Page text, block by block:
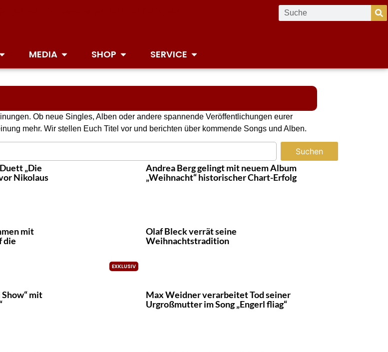
MEDIA SHOP SERVICE
Ob neue Singles, Alben oder andere spannende Veröffentlichungen eurer
mehr. Wir stellen Euch Titel vor und berichten über kommende Songs und Alben.
Suchen
„Die
Nikolaus
Andrea Berg gelingt mit neuem Album
„Weihnacht“ historischer Chart-Erfolg
mit
die
Olaf Bleck verrät seine
Weihnachtstradition
mit
Max Weidner verarbeitet Tod seiner
Urgroßmutter im Song „Engerl fliag“